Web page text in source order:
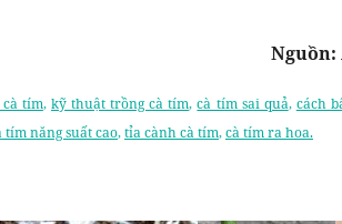
Nguồn:
tím,kỹ thuật trồng cà tím,cà tím sai quả, cách
tím năng suất cao,tỉa cành cà tím,cà tím ra hoa.